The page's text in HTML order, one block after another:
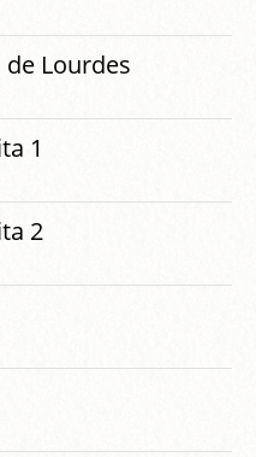
Lourdes
1
2